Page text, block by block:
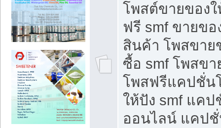
โพสต์ขายของ
ฟรี smf ขายข
สินค้า โพสขาย
ซื้อ smf โพสข
โพสฟรีแคปชั่น
ให้ปัง smf แค
ออนไลน์ แคป